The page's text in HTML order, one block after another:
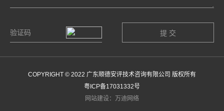
COPYRIGHT © 2022 广东顺德安评技术咨询有限公司 版权所有
粤ICP备17031332号
网站建设：万迪网络